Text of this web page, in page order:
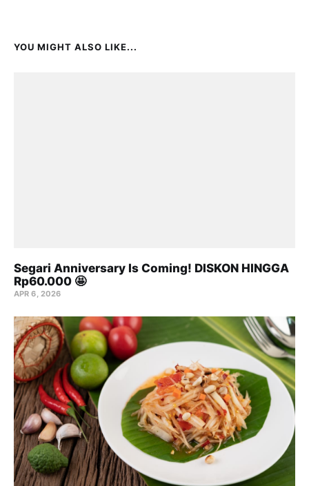
YOU MIGHT ALSO LIKE...
Segari Anniversary Is Coming! DISKON HINGGA
Rp60.000 🤩
APR 6, 2026